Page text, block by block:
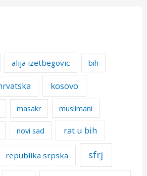
alija izetbegovic bih
kosovo
masakr muslimani
novi sad rat u bih
republika srpska sfrj